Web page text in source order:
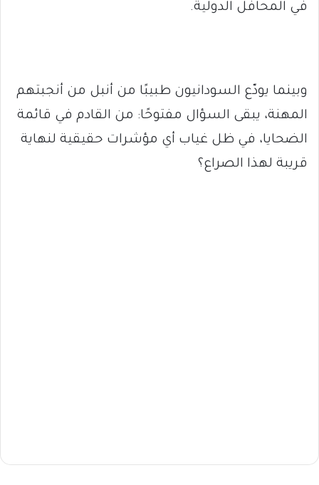
في المحافل الدولية.
وبينما يودّع السودانيون طبيبًا من أنبل من أنجبتهم
المهنة، يبقى السؤال مفتوحًا: من القادم في قائمة
الضحايا، في ظل غياب أي مؤشرات حقيقية لنهاية
قريبة لهذا الصراع؟